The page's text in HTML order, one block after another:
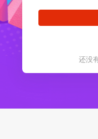
还没